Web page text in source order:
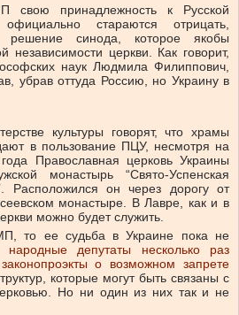
принадлежность к Русской
стараются отрицать,
синода, которое якобы
независимости церкви. Как говорит,
наук Людмила Филиппович,
убрав оттуда Россию, но Украину в
культуры говорят, что храмы
в пользование ПЦУ, несмотря на
Православная церковь Украины
монастырь “Свято-Успенская
Расположился он через дорогу от
монастыре. В Лавре, как и в
можно будет служить.
то ее судьба в Украине пока не
народные депутаты несколько раз
о возможном запрете
которые могут быть связаны с
Но ни один из них так и не